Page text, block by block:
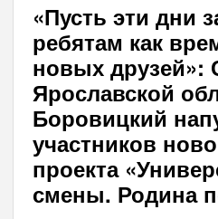
«Пусть эти дни
ребятам как
новых друзей»:
Ярославской
Боровицкий
участников
проекта
смены. Родина